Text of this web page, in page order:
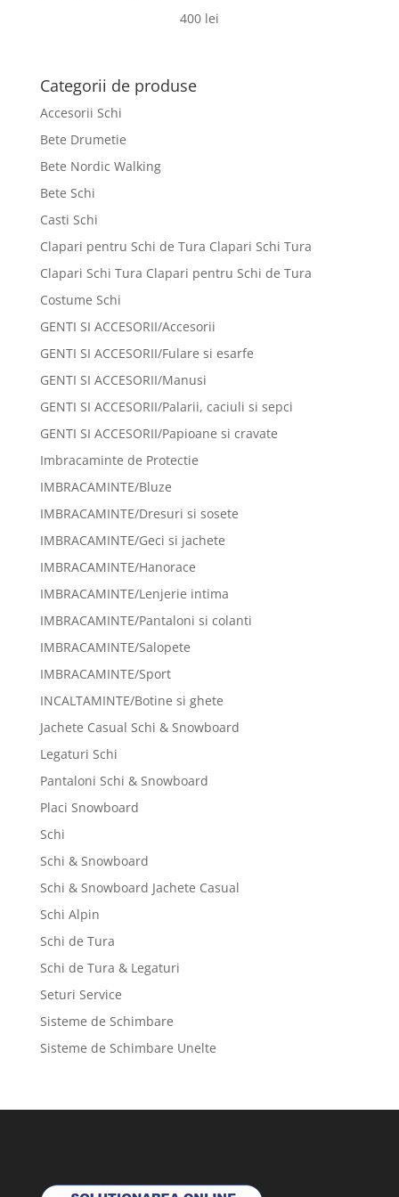
400 lei
Categorii de produse
Accesorii Schi
Bete Drumetie
Bete Nordic Walking
Bete Schi
Casti Schi
Clapari pentru Schi de Tura Clapari Schi Tura
Clapari Schi Tura Clapari pentru Schi de Tura
Costume Schi
GENTI SI ACCESORII/Accesorii
GENTI SI ACCESORII/Fulare si esarfe
GENTI SI ACCESORII/Manusi
GENTI SI ACCESORII/Palarii, caciuli si sepci
GENTI SI ACCESORII/Papioane si cravate
Imbracaminte de Protectie
IMBRACAMINTE/Bluze
IMBRACAMINTE/Dresuri si sosete
IMBRACAMINTE/Geci si jachete
IMBRACAMINTE/Hanorace
IMBRACAMINTE/Lenjerie intima
IMBRACAMINTE/Pantaloni si colanti
IMBRACAMINTE/Salopete
IMBRACAMINTE/Sport
INCALTAMINTE/Botine si ghete
Jachete Casual Schi & Snowboard
Legaturi Schi
Pantaloni Schi & Snowboard
Placi Snowboard
Schi
Schi & Snowboard
Schi & Snowboard Jachete Casual
Schi Alpin
Schi de Tura
Schi de Tura & Legaturi
Seturi Service
Sisteme de Schimbare
Sisteme de Schimbare Unelte